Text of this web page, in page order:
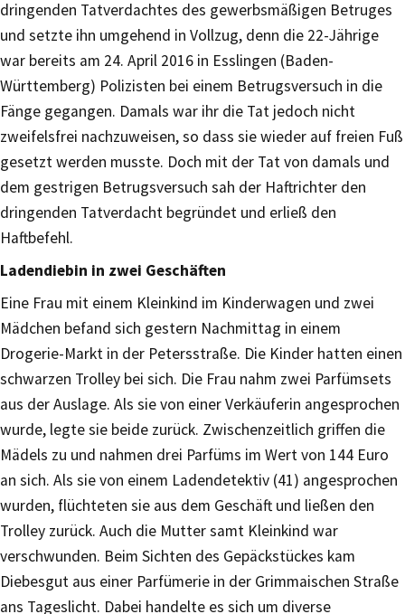
dringenden Tatverdachtes des gewerbsmäßigen Betruges
und setzte ihn umgehend in Vollzug, denn die 22-Jährige
war bereits am 24. April 2016 in Esslingen (Baden-
Württemberg) Polizisten bei einem Betrugsversuch in die
Fänge gegangen. Damals war ihr die Tat jedoch nicht
zweifelsfrei nachzuweisen, so dass sie wieder auf freien Fuß
gesetzt werden musste. Doch mit der Tat von damals und
dem gestrigen Betrugsversuch sah der Haftrichter den
dringenden Tatverdacht begründet und erließ den
Haftbefehl.
Ladendiebin in zwei Geschäften
Eine Frau mit einem Kleinkind im Kinderwagen und zwei
Mädchen befand sich gestern Nachmittag in einem
Drogerie-Markt in der Petersstraße. Die Kinder hatten einen
schwarzen Trolley bei sich. Die Frau nahm zwei Parfümsets
aus der Auslage. Als sie von einer Verkäuferin angesprochen
wurde, legte sie beide zurück. Zwischenzeitlich griffen die
Mädels zu und nahmen drei Parfüms im Wert von 144 Euro
an sich. Als sie von einem Ladendetektiv (41) angesprochen
wurden, flüchteten sie aus dem Geschäft und ließen den
Trolley zurück. Auch die Mutter samt Kleinkind war
verschwunden. Beim Sichten des Gepäckstückes kam
Diebesgut aus einer Parfümerie in der Grimmaischen Straße
ans Tageslicht. Dabei handelte es sich um diverse